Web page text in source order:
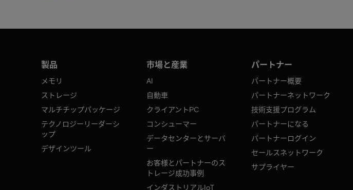
製品
メモリ
ストレージ
マルチチップパッケージ
テクノロジーリーダーシ
ップ
デザインツール
市場と産業
AI
自動車
クライアントPC
コンシューマー
データセンターとサーバ
ー
お客様とパートナーのス
トレージ成功事例
インダストリアルIoT
パートナー
パートナー概要
パートナーネットワーク
技術支援プログラム
パートナーになる
パートナーログイン
セールスネットワーク
サプライヤー